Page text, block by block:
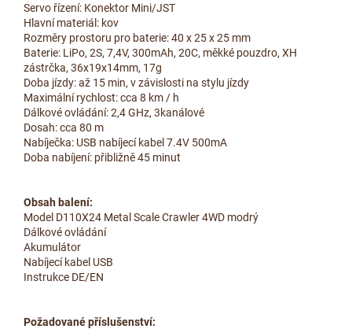
Servo řízení: Konektor Mini/JST
Hlavní materiál: kov
Rozměry prostoru pro baterie: 40 x 25 x 25 mm
Baterie: LiPo, 2S, 7,4V, 300mAh, 20C, měkké pouzdro, XH
zástrčka, 36x19x14mm, 17g
Doba jízdy: až 15 min, v závislosti na stylu jízdy
Maximální rychlost: cca 8 km / h
Dálkové ovládání: 2,4 GHz, 3kanálové
Dosah: cca 80 m
Nabíječka: USB nabíjecí kabel 7.4V 500mA
Doba nabíjení: přibližně 45 minut
Obsah balení:
Model D110X24 Metal Scale Crawler 4WD modrý
Dálkové ovládání
Akumulátor
Nabíjecí kabel USB
Instrukce DE/EN
Požadované příslušenství: